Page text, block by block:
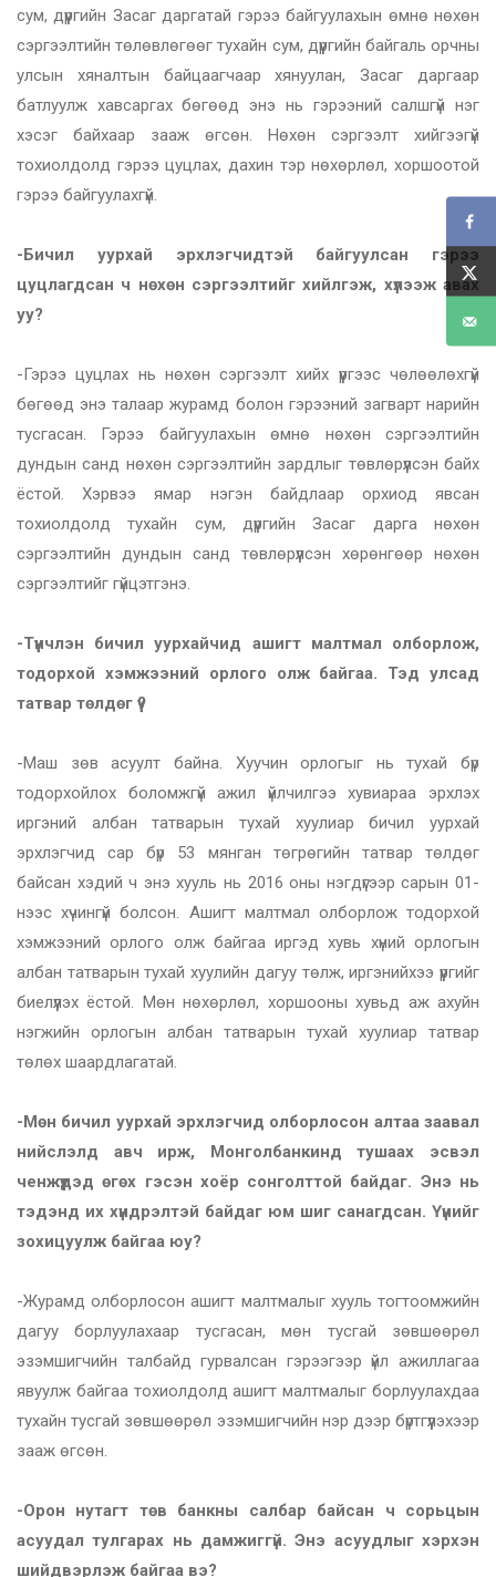
сум, дүүргийн Засаг даргатай гэрээ байгуулахын өмнө нөхөн
сэргээлтийн төлөвлөгөөг тухайн сум, дүүргийн байгаль орчны
улсын хяналтын байцаагчаар хянуулан, Засаг даргаар
батлуулж хавсаргах бөгөөд энэ нь гэрээний салшгүй нэг
хэсэг байхаар зааж өгсөн. Нөхөн сэргээлт хийгээгүй
тохиолдолд гэрээ цуцлах, дахин тэр нөхөрлөл, хоршоотой
гэрээ байгуулахгүй.
-Бичил уурхай эрхлэгчидтэй байгуулсан гэрээ
цуцлагдсан ч нөхөн сэргээлтийг хийлгэж, хүлээж авах
уу?
-Гэрээ цуцлах нь нөхөн сэргээлт хийх үүргээс чөлөөлөхгүй
бөгөөд энэ талаар журамд болон гэрээний загварт нарийн
тусгасан. Гэрээ байгуулахын өмнө нөхөн сэргээлтийн
дундын санд нөхөн сэргээлтийн зардлыг төвлөрүүлсэн байх
ёстой. Хэрвээ ямар нэгэн байдлаар орхиод явсан
тохиолдолд тухайн сум, дүүргийн Засаг дарга нөхөн
сэргээлтийн дундын санд төвлөрүүлсэн хөрөнгөөр нөхөн
сэргээлтийг гүйцэтгэнэ.
-Түүнчлэн бичил уурхайчид ашигт малтмал олборлож,
тодорхой хэмжээний орлого олж байгаа. Тэд улсад
татвар төлдөг үү?
-Маш зөв асуулт байна. Хуучин орлогыг нь тухай бүр
тодорхойлох боломжгүй ажил үйлчилгээ хувиараа эрхлэх
иргэний албан татварын тухай хуулиар бичил уурхай
эрхлэгчид сар бүр 53 мянган төгрөгийн татвар төлдөг
байсан хэдий ч энэ хууль нь 2016 оны нэгдүгээр сарын 01-
нээс хүчингүй болсон. Ашигт малтмал олборлож тодорхой
хэмжээний орлого олж байгаа иргэд хувь хүний орлогын
албан татварын тухай хуулийн дагуу төлж, иргэнийхээ үүргийг
биелүүлэх ёстой. Мөн нөхөрлөл, хоршооны хувьд аж ахуйн
нэгжийн орлогын албан татварын тухай хуулиар татвар
төлөх шаардлагатай.
-Мөн бичил уурхай эрхлэгчид олборлосон алтаа заавал
нийслэлд авч ирж, Монголбанкинд тушаах эсвэл
ченжүүдэд өгөх гэсэн хоёр сонголттой байдаг. Энэ нь
тэдэнд их хүндрэлтэй байдаг юм шиг санагдсан. Үүнийг
зохицуулж байгаа юу?
-Журамд олборлосон ашигт малтмалыг хууль тогтоомжийн
дагуу борлуулахаар тусгасан, мөн тусгай зөвшөөрөл
эзэмшигчийн талбайд гурвалсан гэрээгээр үйл ажиллагаа
явуулж байгаа тохиолдолд ашигт малтмалыг борлуулахдаа
тухайн тусгай зөвшөөрөл эзэмшигчийн нэр дээр бүртгүүлэхээр
зааж өгсөн.
-Орон нутагт төв банкны салбар байсан ч сорьцын
асуудал тулгарах нь дамжиггүй. Энэ асуудлыг хэрхэн
шийдвэрлэж байгаа вэ?